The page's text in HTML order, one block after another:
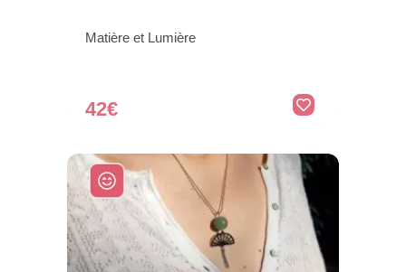
Matière et Lumière
42€